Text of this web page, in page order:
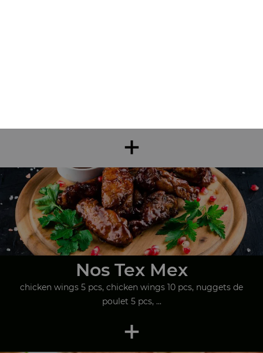
+
Nos Tex Mex
chicken wings 5 pcs, chicken wings 10 pcs, nuggets de
poulet 5 pcs, ...
+